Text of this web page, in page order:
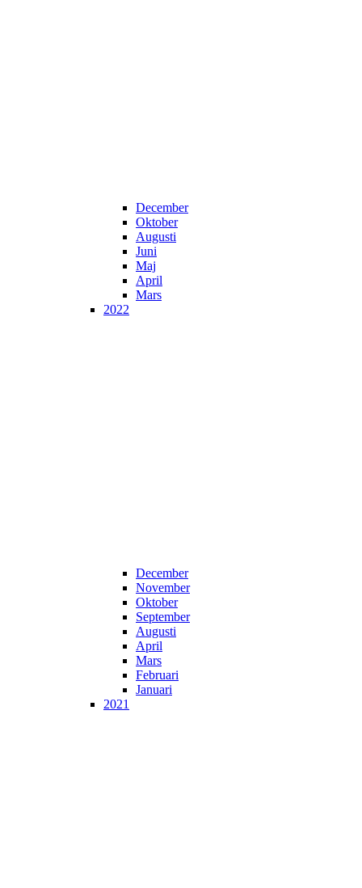
December
Oktober
Augusti
Juni
Maj
April
Mars
2022
December
November
Oktober
September
Augusti
April
Mars
Februari
Januari
2021